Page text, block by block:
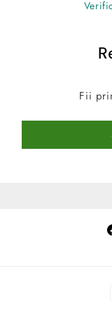
Fii